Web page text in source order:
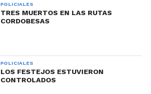
POLICIALES
TRES MUERTOS EN LAS RUTAS
CORDOBESAS
POLICIALES
LOS FESTEJOS ESTUVIERON
CONTROLADOS